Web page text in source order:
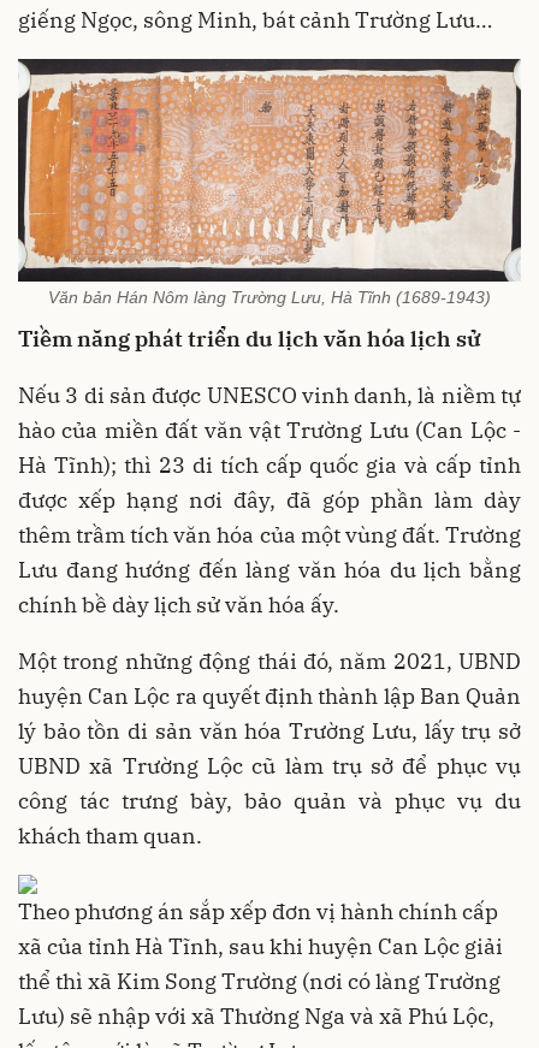
giếng Ngọc, sông Minh, bát cảnh Trường Lưu…
Văn bản Hán Nôm làng Trường Lưu, Hà Tĩnh (1689-1943)
Tiềm năng phát triển du lịch văn hóa lịch sử
Nếu 3 di sản được UNESCO vinh danh, là niềm tự
hào của miền đất văn vật Trường Lưu (Can Lộc -
Hà Tĩnh); thì 23 di tích cấp quốc gia và cấp tỉnh
được xếp hạng nơi đây, đã góp phần làm dày
thêm trầm tích văn hóa của một vùng đất. Trường
Lưu đang hướng đến làng văn hóa du lịch bằng
chính bề dày lịch sử văn hóa ấy.
Một trong những động thái đó, năm 2021, UBND
huyện Can Lộc ra quyết định thành lập Ban Quản
lý bảo tồn di sản văn hóa Trường Lưu, lấy trụ sở
UBND xã Trường Lộc cũ làm trụ sở để phục vụ
công tác trưng bày, bảo quản và phục vụ du
khách tham quan.
Theo phương án sắp xếp đơn vị hành chính cấp
xã của tỉnh Hà Tĩnh, sau khi huyện Can Lộc giải
thể thì xã Kim Song Trường (nơi có làng Trường
Lưu) sẽ nhập với xã Thường Nga và xã Phú Lộc,